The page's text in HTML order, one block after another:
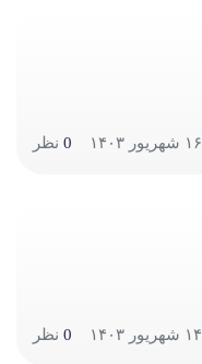
۱۶ شهریور ۱۴۰۳ 0 نظر
۱۴ شهریور ۱۴۰۳ 0 نظر